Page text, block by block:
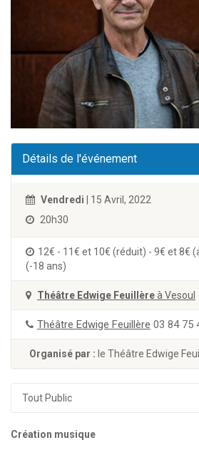
Détails de l'événement
Vendredi | 15 Avril, 2022
20h30
12€ - 11€ et 10€ (réduit) - 9€ et 8€
(-18 ans)
Théâtre Edwige Feuillèreà Vesoul
Théâtre Edwige Feuillère 03 84 75
Organisé par : le Théâtre Edwige
Tout Public
Création musique